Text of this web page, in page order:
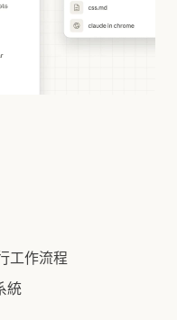
工作流程
統